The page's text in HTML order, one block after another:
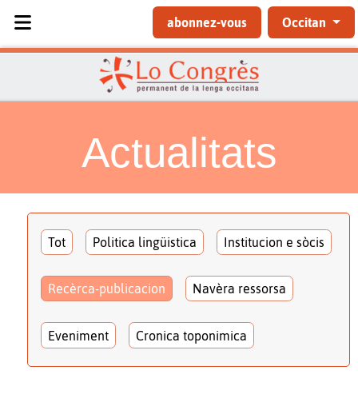
abonnez-vous Occitan
Actualitats
Tot Politica lingüistica Institucion e sòcis
Recèrca-publicacion Navèra ressorsa
Eveniment Cronica toponimica